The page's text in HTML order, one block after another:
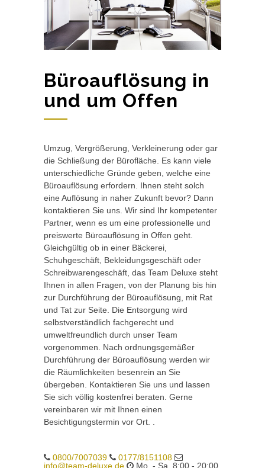
Büroauflösung in
und um Offen
Umzug, Vergrößerung, Verkleinerung oder gar
die Schließung der Bürofläche. Es kann viele
unterschiedliche Gründe geben, welche eine
Büroauflösung erfordern. Ihnen steht solch
eine Auflösung in naher Zukunft bevor? Dann
kontaktieren Sie uns. Wir sind Ihr kompetenter
Partner, wenn es um eine professionelle und
preiswerte Büroauflösung in Offen geht.
Gleichgültig ob in einer Bäckerei,
Schuhgeschäft, Bekleidungsgeschäft oder
Schreibwarengeschäft, das Team Deluxe steht
Ihnen in allen Fragen, von der Planung bis hin
zur Durchführung der Büroauflösung, mit Rat
und Tat zur Seite. Die Entsorgung wird
selbstverständlich fachgerecht und
umweltfreundlich durch unser Team
vorgenommen. Nach ordnungsgemäßer
Durchführung der Büroauflösung werden wir
die Räumlichkeiten besenrein an Sie
übergeben. Kontaktieren Sie uns und lassen
Sie sich völlig kostenfrei beraten. Gerne
vereinbaren wir mit Ihnen einen
Besichtigungstermin vor Ort. .
0800/7007039
0177/8151108
info@team-deluxe.de
Mo. - Sa. 8:00 - 20:00